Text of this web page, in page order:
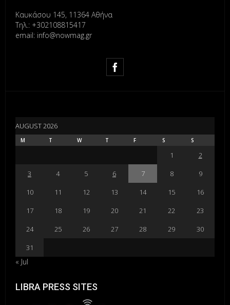
Καυκάσου 145, 11364 Αθήνα
Τηλ.: +302108815417
email: info@nowmag.gr
AUGUST 2026
M T W T F S S
1
2
3
4 5 6 7 8
9
10
11 12 13 14 15
16
17
18 19 20 21 22
23
24
25 26 27 28 29
30
31
« Jul
LIBRA PRESS SITES